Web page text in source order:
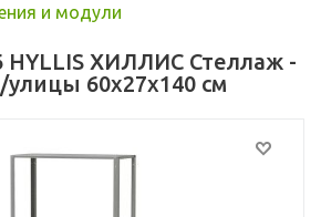
и модули
HYLLIS ХИЛЛИС Стеллаж -
60x27x140 см